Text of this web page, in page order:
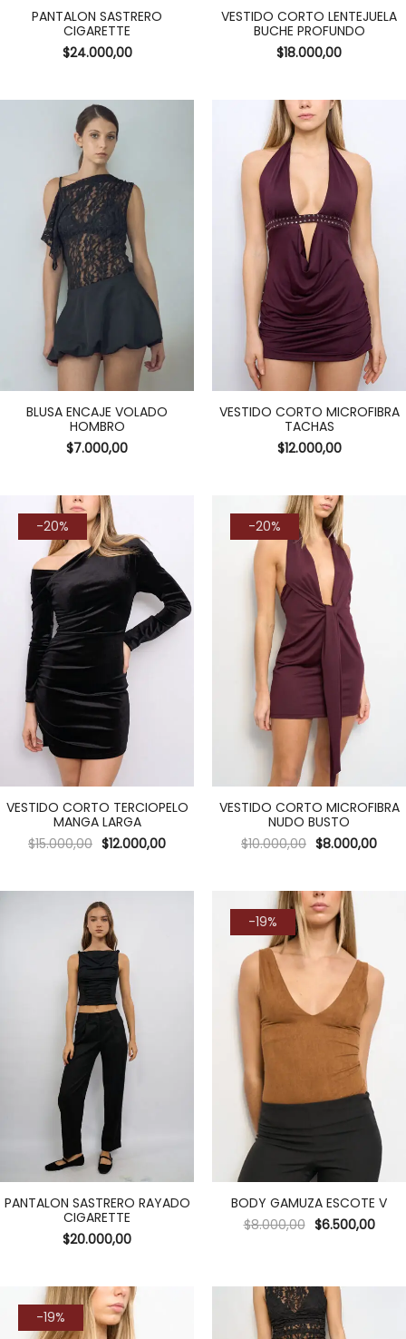
PANTALON SASTRERO
CIGARETTE
$24.000,00
VESTIDO CORTO LENTEJUELA
BUCHE PROFUNDO
$18.000,00
BLUSA ENCAJE VOLADO
HOMBRO
$7.000,00
VESTIDO CORTO MICROFIBRA
TACHAS
$12.000,00
-20%
VESTIDO CORTO TERCIOPELO
MANGA LARGA
$15.000,00 $12.000,00
-20%
VESTIDO CORTO MICROFIBRA
NUDO BUSTO
$10.000,00 $8.000,00
PANTALON SASTRERO RAYADO
CIGARETTE
$20.000,00
-19%
BODY GAMUZA ESCOTE V
$8.000,00 $6.500,00
-19%